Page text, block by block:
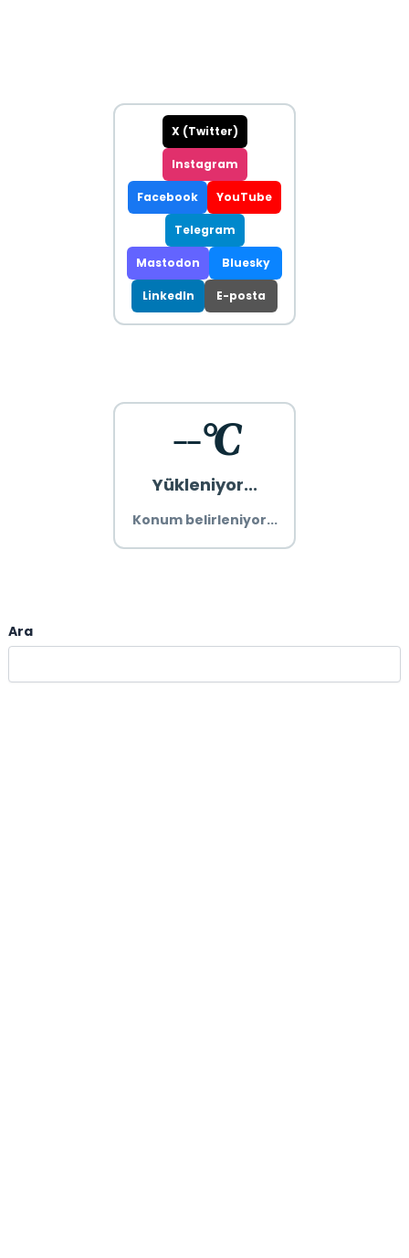
X (Twitter)
Instagram
Facebook YouTube
Telegram
Mastodon Bluesky
LinkedIn E-posta
--°C
Yükleniyor...
Konum belirleniyor...
Ara